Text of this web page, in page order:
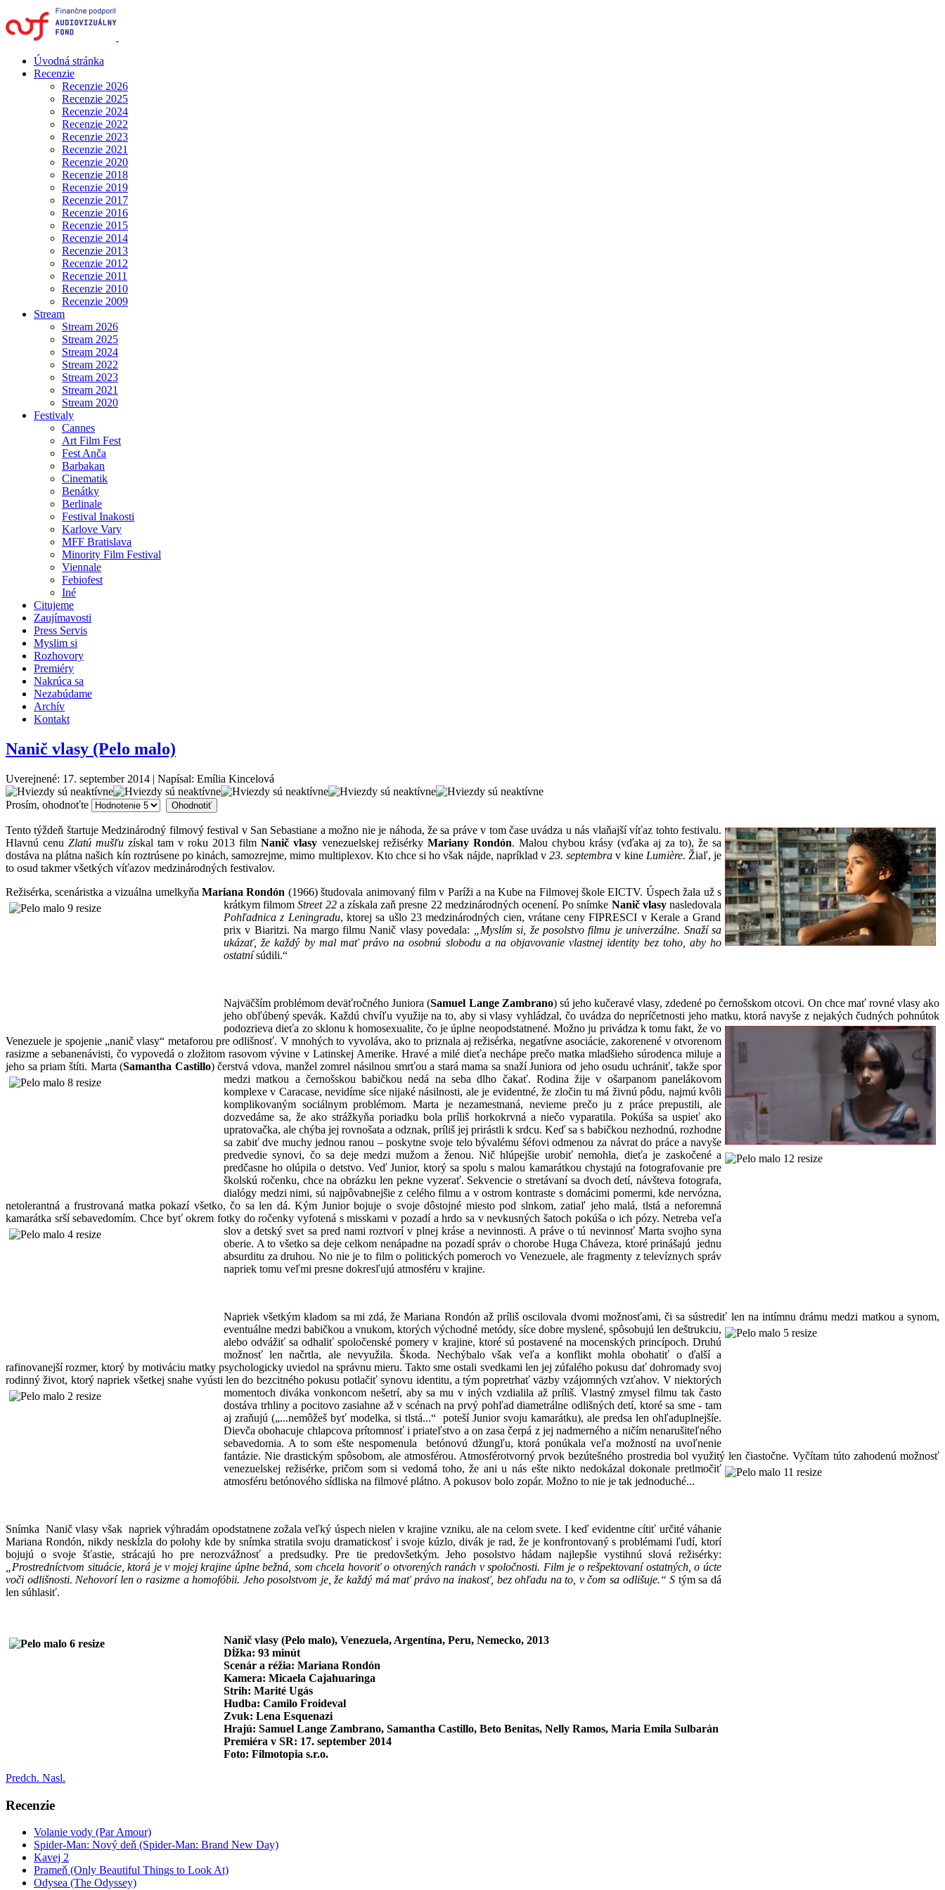
Úvodná stránka
Recenzie
Recenzie 2026
Recenzie 2025
Recenzie 2024
Recenzie 2022
Recenzie 2023
Recenzie 2021
Recenzie 2020
Recenzie 2018
Recenzie 2019
Recenzie 2017
Recenzie 2016
Recenzie 2015
Recenzie 2014
Recenzie 2013
Recenzie 2012
Recenzie 2011
Recenzie 2010
Recenzie 2009
Stream
Stream 2026
Stream 2025
Stream 2024
Stream 2022
Stream 2023
Stream 2021
Stream 2020
Festivaly
Cannes
Art Film Fest
Fest Anča
Barbakan
Cinematik
Benátky
Berlinale
Festival Inakosti
Karlove Vary
MFF Bratislava
Minority Film Festival
Viennale
Febiofest
Iné
Citujeme
Zaujímavosti
Press Servis
Myslim si
Rozhovory
Premiéry
Nakrúca sa
Nezabúdame
Archív
Kontakt
Nanič vlasy (Pelo malo)
Uverejnené: 17. september 2014 | Napísal: Emília Kincelová
Prosím, ohodnoťte
Tento týždeň štartuje Medzinárodný filmový festival v San Sebastiane a možno nie je náhoda, že sa práve v tom čase uvádza u nás vlaňajší víťaz tohto festivalu.
Hlavnú cenu Zlatú mušľu získal tam v roku 2013 film Nanič vlasy venezuelskej režisérkyMariany Rondón. Malou chybou krásy (vďaka aj za to), že sa
dostáva na plátna našich kín roztrúsene po kinách, samozrejme, mimo multiplexov. Kto chce si ho však nájde, napríklad v23. septembra v kine Lumière. Žiaľ, je
to osud takmer všetkých víťazov medzinárodných festivalov.
Režisérka, scenáristka a vizuálna umelkyňa Mariana Rondón (1966) študovala animovaný film v Paríži a na Kube na Filmovej škole EICTV. Úspech žala už s
krátkym filmomStreet 22a získala zaň presne 22 medzinárodných ocenení. Posnímke Nanič vlasynasledovala
Pohľadnica z Leningradu, ktorej sa ušlo 23 medzinárodných cien, vrátane ceny FIPRESCI v Kerale a Grand
prix v Biaritzi. Na margo filmu Nanič vlasy povedala:
„Myslím si, že posolstvo filmu je univerzálne. Snaží sa
ukázať, že každý by mal mať právo na osobnú slobodu a na objavovanie vlastnej identity bez toho, aby ho
ostatnísúdili.“
Najväčším problémom deväťročného Juniora (Samuel Lange Zambrano) sú jeho kučeravé vlasy, zdedené po černošskom otcovi. On chce mať rovné vlasy ako
jeho obľúbený spevák. Každú chvíľu využije na to, aby si vlasy vyhládzal, čo uvádza do nepríčetnosti jeho matku, ktorá navyše z nejakých čudných pohnútok
podozrieva dieťa zo sklonu k homosexualite, čo je úplne neopodstatnené. Možno ju privádza k tomu fakt, že vo
Venezuele je spojenie „nanič vlasy“ metaforou pre odlišnosť. V mnohých to vyvoláva, ako to priznala aj režisérka, negatívne asociácie, zakorenené v otvorenom
rasizme a sebanenávisti, čo vypovedá o zložitom rasovom vývine v Latinskej Amerike. Hravé a milé dieťa nechápe prečo matka mladšieho súrodenca miluje a
jeho sa priam štíti. Marta (Samantha Castillo) čerstvá vdova, manžel zomrel násilnou smrťou a stará mama sa snaží Juniora od jeho osudu uchrániť, takže spor
medzi matkou a černošskou babičkou nedá na seba dlho čakať. Rodina žije v ošarpanom panelákovom
komplexe v Caracase, nevidíme síce nijaké násilnosti, ale je evidentné, že zločin tu má živnú pôdu, najmú kvôli
komplikovaným sociálnym problémom. Marta je nezamestnaná, nevieme prečo ju z práce prepustili, ale
dozvedáme sa, že ako strážkyňa poriadku bola príliš horkokrvná a niečo vyparatila. Pokúša sa uspieť ako
upratovačka, ale chýba jej rovnošata a odznak, príliš jej prirástli k srdcu. Keď sa s babičkou nezhodnú, rozhodne
sa zabiť dve muchy jednou ranou – poskytne svoje telo bývalému šéfovi odmenou za návrat do práce a navyše
predvedie synovi, čo sa deje medzi mužom a ženou. Nič hlúpejšie urobiť nemohla, dieťa je zaskočené a
predčasne ho olúpila o detstvo. Veď Junior, ktorý sa spolu s malou kamarátkou chystajú na fotografovanie pre
školskú ročenku, chce na obrázku len pekne vyzerať. Sekvencie o stretávaní sa dvoch detí, návšteva fotografa,
dialógy medzi nimi, sú najpôvabnejšie z celého filmu a v ostrom kontraste s domácimi pomermi, kde nervózna,
netolerantná a frustrovaná matka pokazí všetko, čo sa len dá. Kým Junior bojuje o svoje dôstojné miesto pod slnkom, zatiaľ jeho malá, tlstá a neforemná
kamarátka srší sebavedomím. Chce byť okrem fotky do ročenky vyfotená s misskami v pozadí a hrdo sa v nevkusných šatoch pokúša o ich pózy. Netreba veľa
slov a detský svet sa pred nami roztvorí v plnej kráse a nevinnosti. A práve otú nevinnosť Marta svojho syna
oberie. A to všetko sa deje celkom nenápadne na pozadí správ o chorobe Huga Cháveza, ktoré prinášajú jednu
absurditu za druhou. No nie je to film o politických pomeroch vo Venezuele, ale fragmenty z televíznych správ
napriek tomu veľmi presne dokresľujú atmosféru v krajine.
Napriek všetkým kladom sa mi zdá, že Mariana Rondón až príliš oscilovala dvomi možnosťami, či sa sústrediť len na intímnu drámu medzi matkou a synom,
eventuálne medzi babičkou a vnukom, ktorých východné metódy, síce dobre myslené, spôsobujú len deštrukciu,
alebo odvážiť sa odhaliť spoločenské pomery v krajine, ktoré sú postavené na mocenských princípoch. Druhú
možnosť len načrtla, ale nevyužila. Škoda. Nechýbalo však veľa a konflikt mohla obohatiť o ďalší a
rafinovanejší rozmer, ktorý by motiváciu matky psychologicky uviedol na správnu mieru. Takto sme ostali svedkami len jej zúfalého pokusu dať dohromady svoj
rodinný život, ktorý napriek všetkej snahe vyústi len do bezcitného pokusu potlačiť synovu identitu, a tým popretrhať väzby vzájomných vzťahov. V niektorých
momentoch diváka vonkoncom nešetrí, aby sa mu v iných vzdialila až príliš. Vlastný zmysel filmu tak často
dostáva trhliny a pocitovo zasiahne až v scénach na prvý pohľad diametrálne odlišných detí, ktoré sa sme - tam
aj zraňujú („...nemôžeš byť modelka, si tlstá...“ poteší Junior svoju kamarátku), ale predsa len ohľaduplnejšíe.
Dievča obohacuje chlapcova prítomnosť i priateľstvo a on zasa čerpá z jej nadmerného a ničím nenarušiteľného
sebavedomia. A to som ešte nespomenula betónovú džungľu, ktorá ponúkala veľa možností na uvoľnenie
fantázie. Nie drastickým spôsobom, ale atmosférou. Atmosférotvorný prvok bezútešného prostredia bol využitý len čiastočne. Vyčítam túto zahodenú možnosť
venezuelskej režisérke, pričom som si vedomá toho, že ani u nás ešte nikto nedokázal dokonale pretlmočiť
atmosféru betónového sídliska na filmové plátno. A pokusov bolo zopár. Možno to nie je tak jednoduché...
Snímka Nanič vlasy však napriek výhradám opodstatnene zožala veľký úspech nielen v krajine vzniku, ale na celom svete. I keď evidentne cítiť určité váhanie
Mariana Rondón, nikdy neskĺzla do polohy kde by snímka stratila svoju dramatickosť i svoje kúzlo, divák je rad, že je konfrontovaný s problémami ľudí, ktorí
bojujú o svoje šťastie, strácajú ho pre nerozvážnosť a predsudky. Pre tie predovšetkým. Jeho posolstvo hádam najlepšie vystihnú slová režisérky:
„Prostredníctvom situácie, ktorá je v mojej krajine úplne bežná, som chcela hovoriť o otvorených ranách v spoločnosti. Film je o rešpektovaní ostatných, o úcte
voči odlišnosti. Nehovorí len o rasizme a homofóbii. Jeho posolstvom je, že každý má mať právo na inakosť, bez ohľadu na to, v čom sa odlišuje.“ S tým sa dá
len súhlasiť.
Nanič vlasy (Pelo malo), Venezuela, Argentína, Peru, Nemecko, 2013
Dĺžka: 93 minút
Scenár a réžia: Mariana Rondón
Kamera: Micaela Cajahuaringa
Strih: Marité Ugás
Hudba: Camilo Froideval
Zvuk: Lena Esquenazi
Hrajú: Samuel Lange Zambrano, Samantha Castillo, Beto Benitas, Nelly Ramos, Maria Emila Sulbarán
Premiéra v SR: 17. september 2014
Foto: Filmotopia s.r.o.
Predch. Nasl.
Recenzie
Volanie vody (Par Amour)
Spider-Man: Nový deň (Spider-Man: Brand New Day)
Kavej 2
Prameň (Only Beautiful Things to Look At)
Odysea (The Odyssey)